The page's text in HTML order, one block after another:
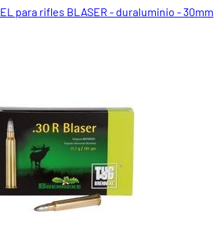
para rifles BLASER - duraluminio - 30mm